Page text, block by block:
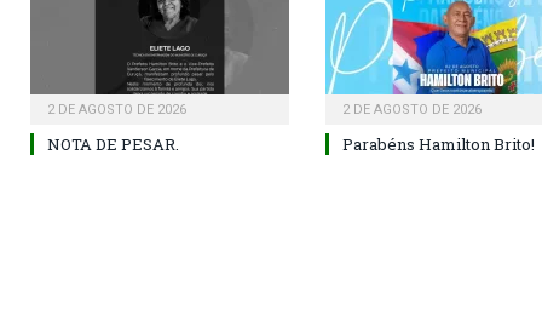
2 DE AGOSTO DE 2026
NOTA DE PESAR.
2 DE AGOSTO DE 2026
Parabéns Hamilton Brito!